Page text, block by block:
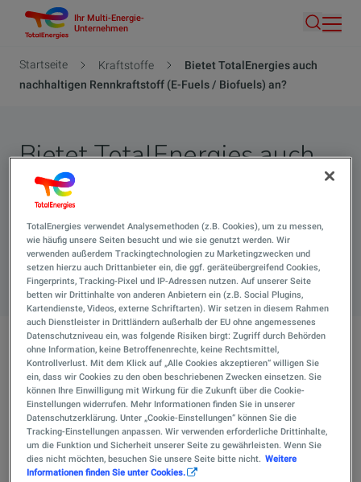
Inhalt
Ihr Multi-Energie-
Unternehmen
Suche
Pfadnavigation
Startseite Kraftstoffe
Bietet TotalEnergies auch
nachhaltigen Rennkraftstoff (E-Fuels / Biofuels) an?
Bietet TotalEnergies auch
nachhaltigen Rennkraftstoff
(E-Fuels / Biofuels) an?
Suche
Bietet TotalEnergies auch nachhaltigen Rennkraftstoff
(E-Fuels / Biofuels) an?
Ja! Als Pionier im Motorsport haben wir mit Excellium
Racing 100 einen zu 100 % zertifizierten, nachhaltigen
Motorsport-Kraftstoff entwickelt. Er wird aus Bioabfällen
(z. B. Rückständen aus der Weinwirtschaft) gewonnen
und kommt unter anderem in der FIA Langstrecken-
TotalEnergies verwendet Analysemethoden (z.B. Cookies), um zu messen,
wie häufig unsere Seiten besucht und wie sie genutzt werden. Wir
verwenden außerdem Trackingtechnologien zu Marketingzwecken und
setzen hierzu auch Drittanbieter ein, die ggf. geräteübergreifend Cookies,
Fingerprints, Tracking-Pixel und IP-Adressen nutzen. Auf unserer Seite
betten wir Drittinhalte von anderen Anbietern ein (z.B. Social Plugins,
Kartendienste, Videos, externe Schriftarten). Wir setzen in diesem Rahmen
auch Dienstleister in Drittländern außerhalb der EU ohne angemessenes
Datenschutzniveau ein, was folgende Risiken birgt: Zugriff durch Behörden
ohne Information, keine Betroffenenrechte, keine Rechtsmittel,
Kontrollverlust. Mit dem Klick auf „Alle Cookies akzeptieren“ willigen Sie
ein, dass wir Cookies zu den oben beschriebenen Zwecken einsetzen. Sie
können Ihre Einwilligung mit Wirkung für die Zukunft über die Cookie-
Einstellungen widerrufen. Mehr Informationen finden Sie in unserer
Datenschutzerklärung. Unter „Cookie-Einstellungen“ können Sie die
Tracking-Einstellungen anpassen. Wir verwenden erforderliche Drittinhalte,
um die Funktion und Sicherheit unserer Seite zu gewährleisten. Wenn Sie
dies nicht möchten, besuchen Sie unsere Seite bitte nicht. Weitere
Informationen finden Sie unter Cookies.